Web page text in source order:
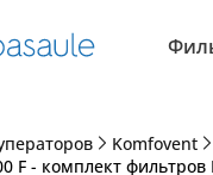
Komfovent
F - комплект фильтров